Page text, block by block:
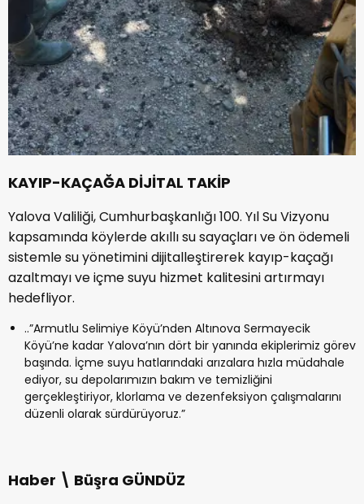
KAYIP-KAÇAĞA DİJİTAL TAKİP
Yalova Valiliği, Cumhurbaşkanlığı 100. Yıl Su Vizyonu
kapsamında köylerde akıllı su sayaçları ve ön ödemeli
sistemle su yönetimini dijitalleştirerek kayıp-kaçağı
azaltmayı ve içme suyu hizmet kalitesini artırmayı
hedefliyor.
..”Armutlu Selimiye Köyü’nden Altınova Sermayecik
Köyü’ne kadar Yalova’nın dört bir yanında ekiplerimiz görev
başında. İçme suyu hatlarındaki arızalara hızla müdahale
ediyor, su depolarımızın bakım ve temizliğini
gerçekleştiriyor, klorlama ve dezenfeksiyon çalışmalarını
düzenli olarak sürdürüyoruz.”
Haber \ Büşra GÜNDÜZ